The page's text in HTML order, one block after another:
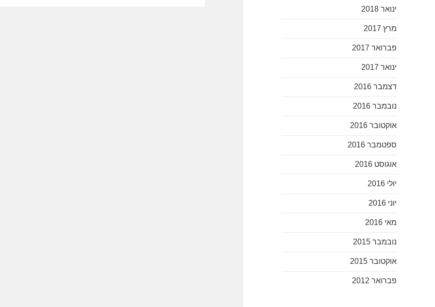
ינואר 2018
מרץ 2017
פברואר 2017
ינואר 2017
דצמבר 2016
נובמבר 2016
אוקטובר 2016
ספטמבר 2016
אוגוסט 2016
יולי 2016
יוני 2016
מאי 2016
נובמבר 2015
אוקטובר 2015
פברואר 2012